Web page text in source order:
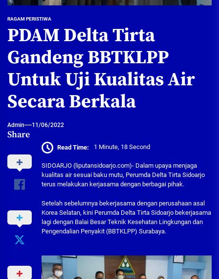
RAGAM PERISTIWA
PDAM Delta Tirta
Gandeng BBTKLPP
Untuk Uji Kualitas Air
Secara Berkala
Admin 11/06/2022
Share
Read Time: 1 Minute, 18 Second
SIDOARJO (liputansidoarjo.com)- Dalam upaya menjaga
kualitas air sesuai baku mutu, Perumda Delta Tirta Sidoarjo
terus melakukan kerjasama dengan berbagai pihak.
Setelah sebelumnya bekerjasama dengan perusahaan asal
Korea Selatan, kini Perumda Delta Tirta Sidoarjo bekerjasama
lagi dengan Balai Besar Teknik Kesehatan Lingkungan dan
Pengendalian Penyakit (BBTKLPP) Surabaya.